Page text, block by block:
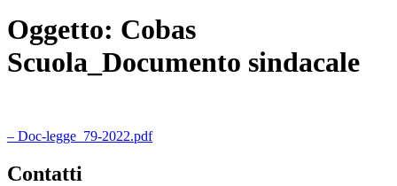
Oggetto: Cobas
Scuola_Documento sindacale
– Doc-legge_79-2022.pdf
Contatti